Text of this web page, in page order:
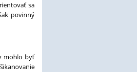
sa
povinný
mohlo byť